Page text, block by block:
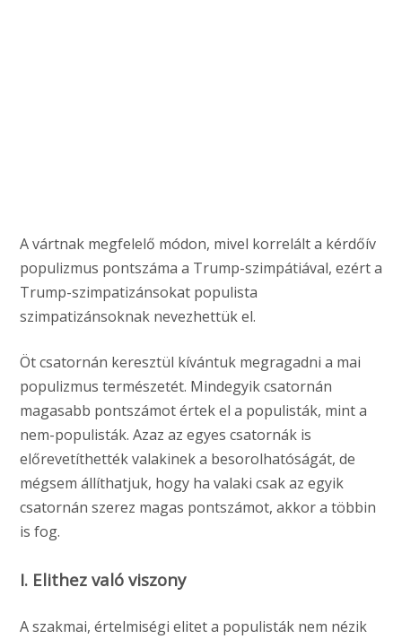
A vártnak megfelelő módon, mivel korrelált a kérdőív
populizmus pontszáma a Trump-szimpátiával, ezért a
Trump-szimpatizánsokat populista
szimpatizánsoknak nevezhettük el.
Öt csatornán keresztül kívántuk megragadni a mai
populizmus természetét. Mindegyik csatornán
magasabb pontszámot értek el a populisták, mint a
nem-populisták. Azaz az egyes csatornák is
előrevetíthették valakinek a besorolhatóságát, de
mégsem állíthatjuk, hogy ha valaki csak az egyik
csatornán szerez magas pontszámot, akkor a többin
is fog.
I. Elithez való viszony
A szakmai, értelmiségi elitet a populisták nem nézik